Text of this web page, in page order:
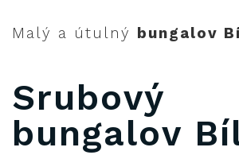
Malý a útulný bungalov
Srubový
bungalov